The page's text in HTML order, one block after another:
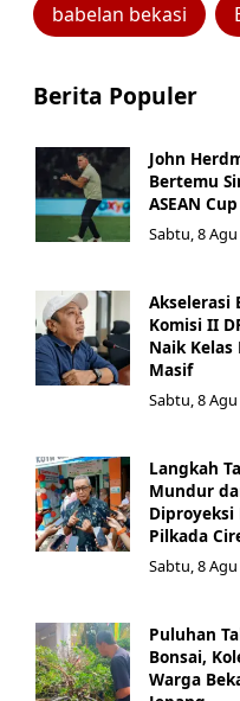
babelan bekasi
Berita Populer
John
Bertemu
ASEAN
Sabtu, 8
Akselerasi
Komisi II
Naik
Masif
Sabtu, 8
Langkah
Mundur
Pilkada
Sabtu, 8
Puluhan
Bonsai,
Warga